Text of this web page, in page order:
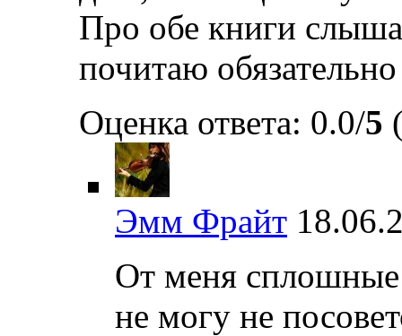
Про обе книги
почитаю обязательно
Оценка ответа: 0.0/5
Эмм Фрайт
От меня
не могу не